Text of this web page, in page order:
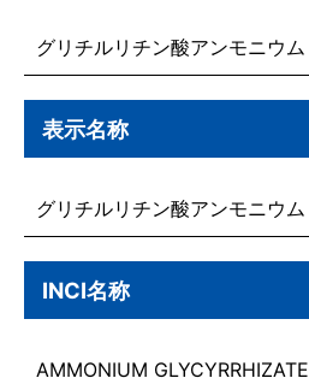
グリチルリチン酸アンモニウム
表示名称
グリチルリチン酸アンモニウム
INCI名称
AMMONIUM GLYCYRRHIZATE